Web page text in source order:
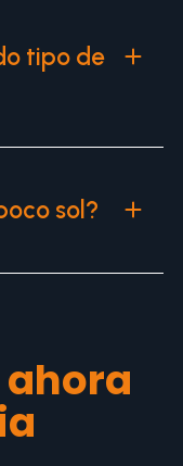
tipo de
sol?
ahora